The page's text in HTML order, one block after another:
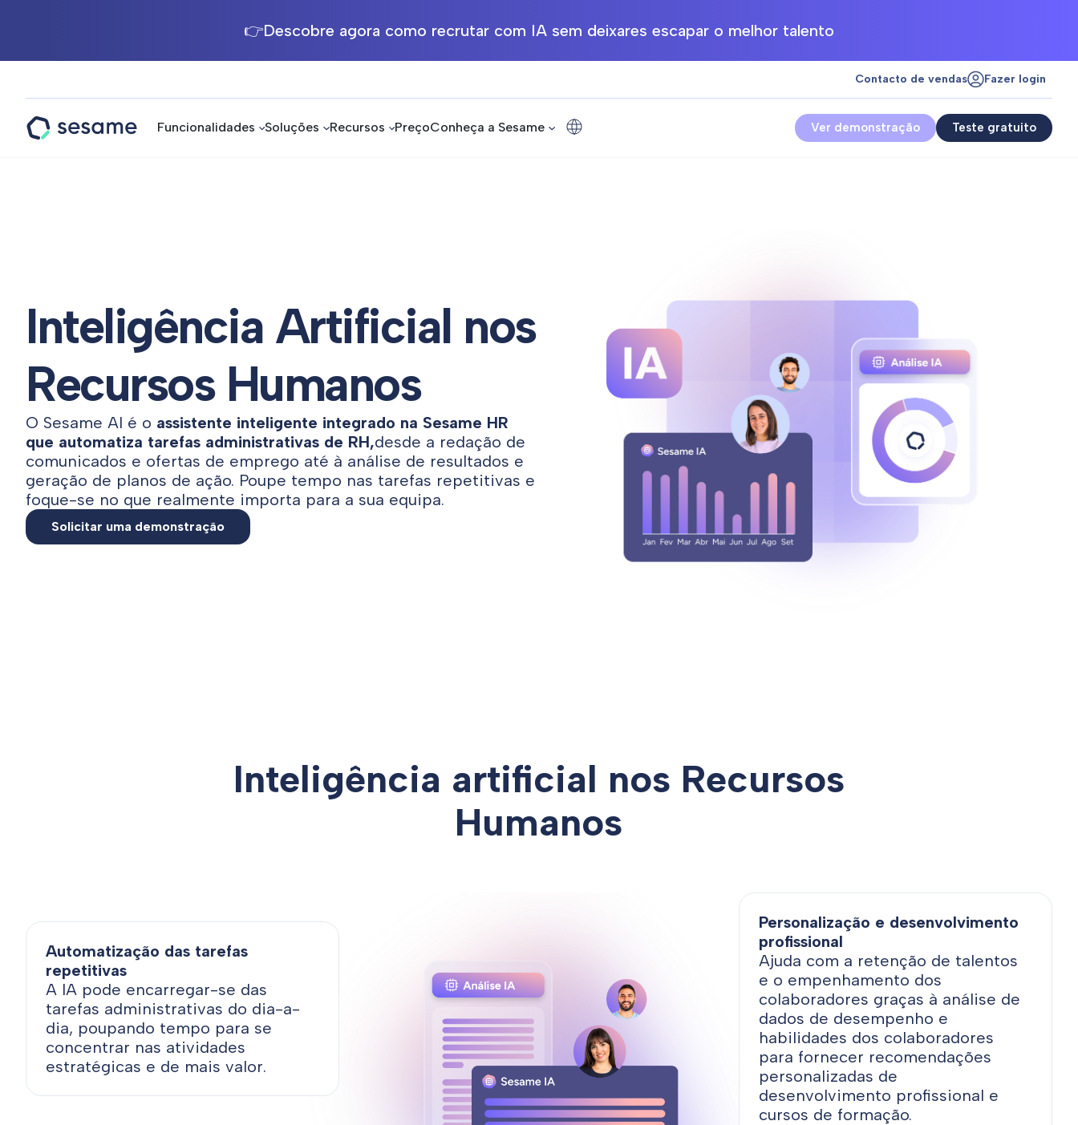
👉Descobre agora como recrutar com IA sem deixares escapar o melhor talento
Contacto de vendas Fazer login
Funcionalidades Soluções Recursos PreçoConheça a Sesame Teste gratuito
Ver demonstração
Inteligência Artificial nos
Recursos Humanos
O Sesame AI é o assistente inteligente integrado na Sesame HR
que automatiza tarefas administrativas de RH,desde a redação de
comunicados e ofertas de emprego até à análise de resultados e
geração de planos de ação. Poupe tempo nas tarefas repetitivas e
foque-se no que realmente importa para a sua equipa.
Solicitar uma demonstração
Inteligência artificial nos Recursos
Humanos
Automatização das tarefas
repetitivas
A IA pode encarregar-se das
tarefas administrativas do dia-a-
dia, poupando tempo para se
concentrar nas atividades
estratégicas e de mais valor.
Personalização e desenvolvimento
profissional
Ajuda com a retenção de talentos
e o empenhamento dos
colaboradores graças à análise de
dados de desempenho e
habilidades dos colaboradores
para fornecer recomendações
personalizadas de
desenvolvimento profissional e
cursos de formação.